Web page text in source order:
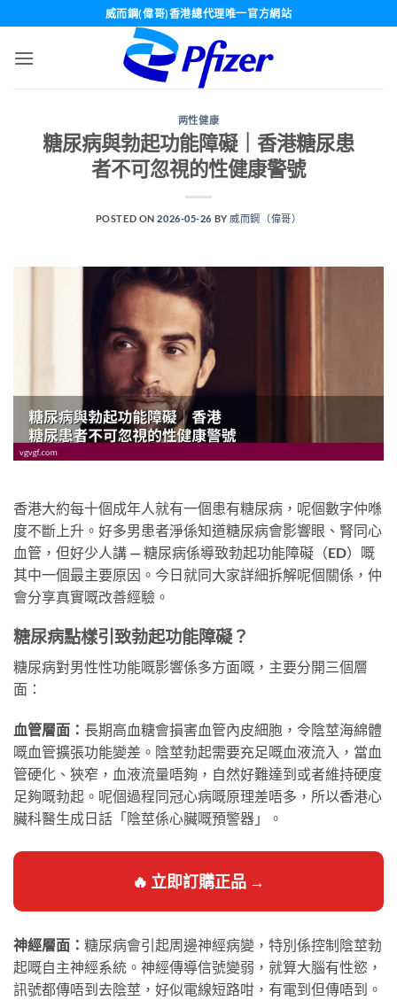
content
威而鋼(偉哥)香港總代理唯一官方網站
两性健康
糖尿病與勃起功能障礙｜香港糖尿患
者不可忽視的性健康警號
POSTED ON2026-05-26 BY 威而鋼（偉哥）
香港大約每十個成年人就有一個患有糖尿病，呢個數字仲喺
度不斷上升。好多男患者淨係知道糖尿病會影響眼、腎同心
血管，但好少人講 — 糖尿病係導致勃起功能障礙（ED）嘅
其中一個最主要原因。今日就同大家詳細拆解呢個關係，仲
會分享真實嘅改善經驗。
糖尿病點樣引致勃起功能障礙？
糖尿病對男性性功能嘅影響係多方面嘅，主要分開三個層
面：
血管層面： 長期高血糖會損害血管內皮細胞，令陰莖海綿體
嘅血管擴張功能變差。陰莖勃起需要充足嘅血液流入，當血
管硬化、狹窄，血液流量唔夠，自然好難達到或者維持硬度
足夠嘅勃起。呢個過程同冠心病嘅原理差唔多，所以香港心
臟科醫生成日話「陰莖係心臟嘅預警器」。
🔥 立即訂購正品 →
神經層面： 糖尿病會引起周邊神經病變，特別係控制陰莖勃
起嘅自主神經系統。神經傳導信號變弱，就算大腦有性慾，
訊號都傳唔到去陰莖，好似電線短路咁，有電到但傳唔到。